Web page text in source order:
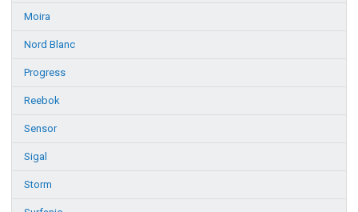
Moira
Nord Blanc
Progress
Reebok
Sensor
Sigal
Storm